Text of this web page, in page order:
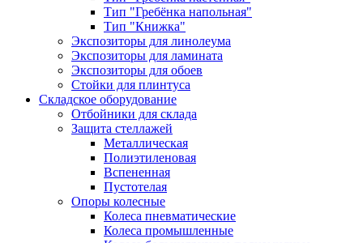
Тип "Гребёнка напольная"
Тип "Книжка"
Экспозиторы для линолеума
Экспозиторы для ламината
Экспозиторы для обоев
Стойки для плинтуса
Складское оборудование
Отбойники для склада
Защита стеллажей
Металлическая
Полиэтиленовая
Вспененная
Пустотелая
Опоры колесные
Колеса пневматические
Колеса промышленные